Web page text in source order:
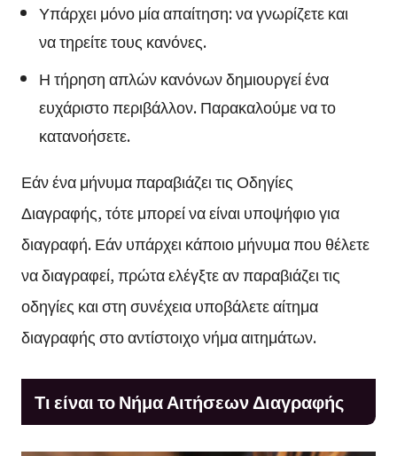
Υπάρχει μόνο μία απαίτηση: να γνωρίζετε και
να τηρείτε τους κανόνες.
Η τήρηση απλών κανόνων δημιουργεί ένα
ευχάριστο περιβάλλον. Παρακαλούμε να το
κατανοήσετε.
Εάν ένα μήνυμα παραβιάζει τις Οδηγίες
Διαγραφής, τότε μπορεί να είναι υποψήφιο για
διαγραφή. Εάν υπάρχει κάποιο μήνυμα που θέλετε
να διαγραφεί, πρώτα ελέγξτε αν παραβιάζει τις
οδηγίες και στη συνέχεια υποβάλετε αίτημα
διαγραφής στο αντίστοιχο νήμα αιτημάτων.
Τι είναι το Νήμα Αιτήσεων Διαγραφής